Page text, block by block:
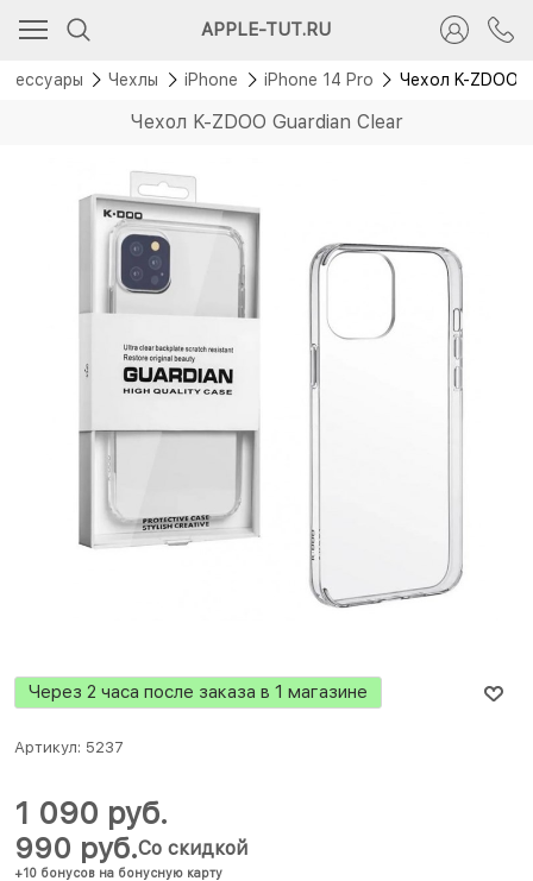
APPLE-TUT.RU
Чехлы iPhone iPhone 14 Pro Чехол K-ZDOO
Чехол K-ZDOO Guardian Clear
Через 2 часа после заказа в 1 магазине
Артикул: 5237
990 руб.
+10 бонусов на бонусную карту
Со скидкой
1 090 руб.